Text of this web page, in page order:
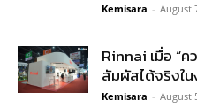
Kemisara - August
Rinnai เมื่อ “
สัมผัสได้จริงใ
Kemisara - August